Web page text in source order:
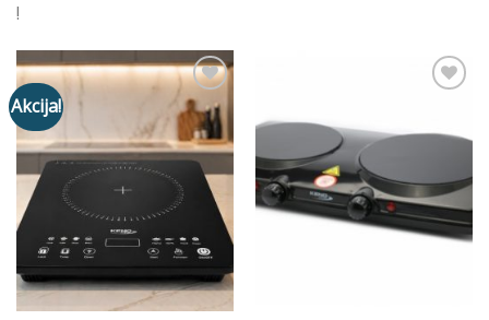
!
Akcija!
Add to
Wishlist
Add to